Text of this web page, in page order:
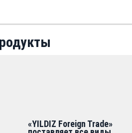
«YILDIZ Foreign Trade»